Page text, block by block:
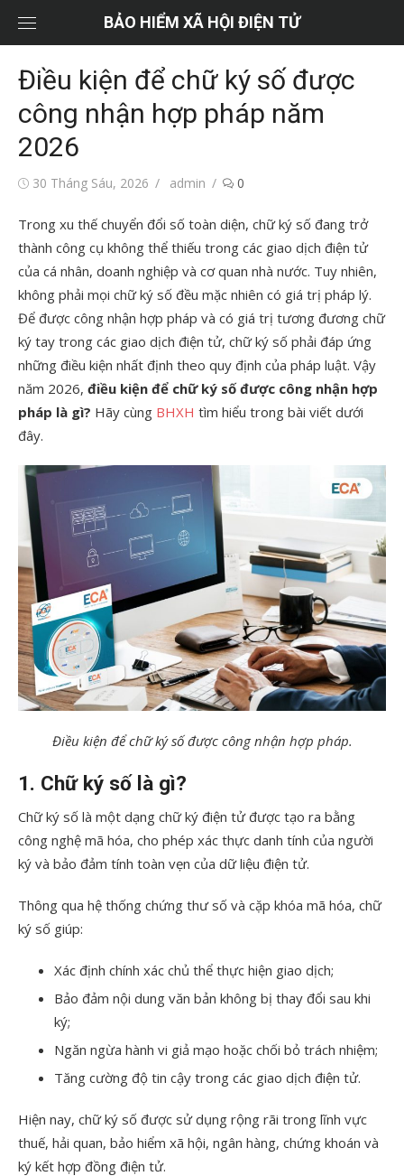
dung
BẢO HIỂM XÃ HỘI ĐIỆN TỬ
Điều kiện để chữ ký số được
công nhận hợp pháp năm
2026
Đăng30 Tháng Sáu, 2026
Tác
admin 0
Trong xu thế chuyển đổi số toàn diện, chữ ký số đang trở
thành công cụ không thể thiếu trong các giao dịch điện tử
của cá nhân, doanh nghiệp và cơ quan nhà nước. Tuy nhiên,
không phải mọi chữ ký số đều mặc nhiên có giá trị pháp lý.
Để được công nhận hợp pháp và có giá trị tương đương chữ
ký tay trong các giao dịch điện tử, chữ ký số phải đáp ứng
những điều kiện nhất định theo quy định của pháp luật. Vậy
năm 2026, điều kiện để chữ ký số được công nhận hợp
pháp là gì? Hãy cùng BHXH tìm hiểu trong bài viết dưới
đây.
Điều kiện để chữ ký số được công nhận hợp pháp.
1. Chữ ký số là gì?
Chữ ký số là một dạng chữ ký điện tử được tạo ra bằng
công nghệ mã hóa, cho phép xác thực danh tính của người
ký và bảo đảm tính toàn vẹn của dữ liệu điện tử.
Thông qua hệ thống chứng thư số và cặp khóa mã hóa, chữ
ký số giúp:
Xác định chính xác chủ thể thực hiện giao dịch;
Bảo đảm nội dung văn bản không bị thay đổi sau khi
ký;
Ngăn ngừa hành vi giả mạo hoặc chối bỏ trách nhiệm;
Tăng cường độ tin cậy trong các giao dịch điện tử.
Hiện nay, chữ ký số được sử dụng rộng rãi trong lĩnh vực
thuế, hải quan, bảo hiểm xã hội, ngân hàng, chứng khoán và
ký kết hợp đồng điện tử.